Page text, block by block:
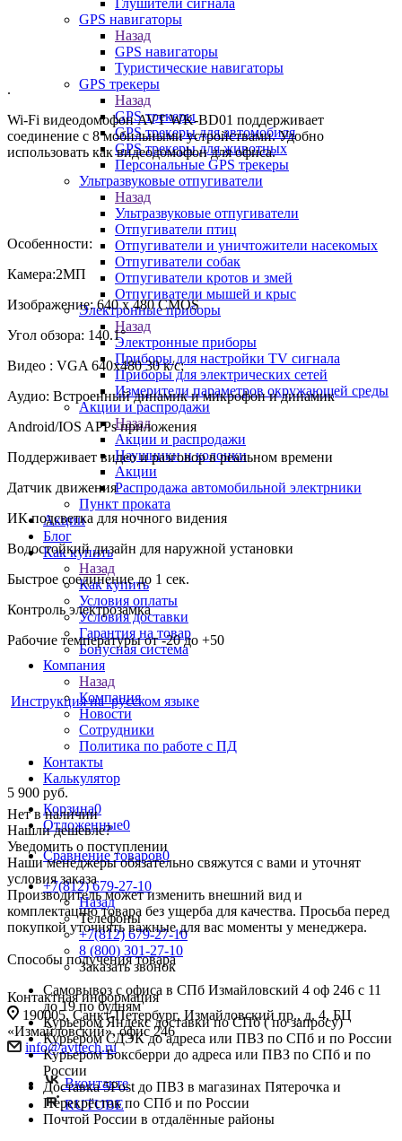
Глушители сигнала
GPS навигаторы
Назад
GPS навигаторы
Туристические навигаторы
GPS трекеры
Назад
GPS трекеры
GPS трекеры для автомобиля
GPS трекеры для животных
Персональные GPS трекеры
Ультразвуковые отпугиватели
Назад
Ультразвуковые отпугиватели
Отпугиватели птиц
Отпугиватели и уничтожители насекомых
Отпугиватели собак
Отпугиватели кротов и змей
Отпугиватели мышей и крыс
Электронные приборы
Назад
Электронные приборы
Приборы для настройки TV сигнала
Приборы для электрических сетей
Измерители параметров окружающей среды
Акции и распродажи
Назад
Акции и распродажи
Наушники и колонки
Акции
Распродажа автомобильной электрники
Пункт проката
Акции
Блог
Как купить
Назад
Как купить
Условия оплаты
Условия доставки
Гарантия на товар
Бонусная система
Компания
Назад
Компания
Новости
Сотрудники
Политика по работе с ПД
Контакты
Калькулятор
Корзина0
Отложенные0
Сравнение товаров0
+7(812) 679-27-10
Назад
Телефоны
+7(812) 679-27-10
8 (800) 301-27-10
Заказать звонок
Контактная информация
190005, Санкт-Петербург, Измайловский пр., д. 4, БЦ
«Измайловский», офис 246
info@avttech.ru
Вконтакте
RUTUBE
.
Wi-Fi видеодомофон AVT WK-BD01 поддерживает
соединение с 8 мобильными устройствами. Удобно
использовать как видеодомофон для офиса.
Особенности:
Камера:2MП
Изображение: 640 x 480 CMOS
Угол обзора: 140.1°
Видео : VGA 640x480 30 к/с;
Аудио: Встроенный динамик и микрофон и динамик
Android/IOS APPs приложения
Поддерживает видео и разговор в реальном времени
Датчик движения
ИК подсветка для ночного видения
Водостойкий дизайн для наружной установки
Быстрое соединение до 1 сек.
Контроль электрозамка
Рабочие температуры от -20 до +50
Инструкция на русском языке
5 900 руб.
Нет в наличии
Нашли дешевле?
Уведомить о поступлении
Наши менеджеры обязательно свяжутся с вами и уточнят
условия заказа
Производитель может изменить внешний вид и
комплектацию товара без ущерба для качества. Просьба перед
покупкой уточнять важные для вас моменты у менеджера.
Способы получения товара
Самовывоз с офиса в СПб Измайловский 4 оф 246 с 11
до 19 по будням
Курьером Яндекс доставки по СПб ( по запросу)
Курьером СДЭК до адреса или ПВЗ по СПб и по России
Курьером Боксберри до адреса или ПВЗ по СПб и по
России
Доставка 5Post до ПВЗ в магазинах Пятерочка и
Перекрёсток по СПб и по России
Почтой России в отдалённые районы